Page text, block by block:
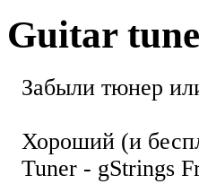
Guitar
Забыли тюнер
Хороший (и
Tuner - gStrings